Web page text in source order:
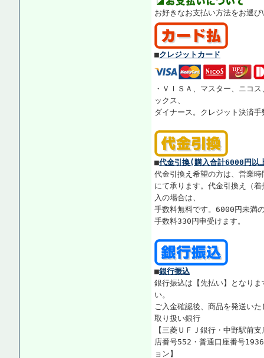
お好きなお支払い方法をお選
■クレジットカード
・ＶＩＳＡ、マスター、ニコ
ックス、
ダイナース。クレジット決済
■代金引換(購入合計6000円以
代金引換え希望の方は、営業
にて承ります。代金引換え（
入の場合は、
手数料無料です。6000円未満
手数料330円申受けます。
■銀行振込
銀行振込は【先払い】となり
い。
ご入金確認後、商品を発送いた
取り扱い銀行
【三菱ＵＦＪ銀行・中野駅前支
店番号552・普通口座番号
ョン】